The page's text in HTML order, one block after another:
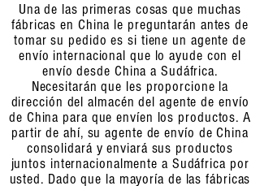
Una de las primeras cosas que muchas
fábricas en China le preguntarán antes de
tomar su pedido es si tiene un agente de
envío internacional que lo ayude con el
envío desde China a Sudáfrica.
Necesitarán que les proporcione la
dirección del almacén del agente de envío
de China para que envíen los productos. A
partir de ahí, su agente de envío de China
consolidará y enviará sus productos
juntos internacionalmente a Sudáfrica por
usted. Dado que la mayoría de las fábricas